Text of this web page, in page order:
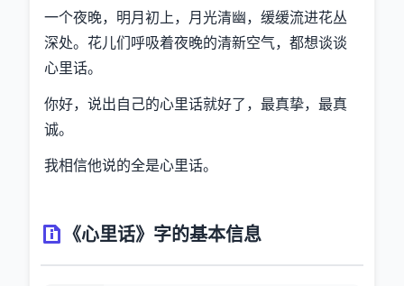
一个夜晚，明月初上，月光清幽，缓缓流进花丛
深处。花儿们呼吸着夜晚的清新空气，都想谈谈
心里话。
你好，说出自己的心里话就好了，最真挚，最真
诚。
我相信他说的全是心里话。
《心里话》字的基本信息